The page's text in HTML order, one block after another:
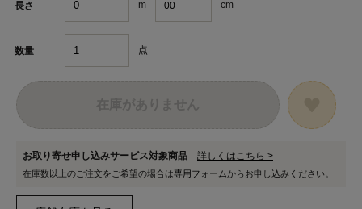
長さ m cm
数量 点
お取り寄せ申し込みサービス対象商品 詳しくはこちら >
在庫数以上のご注文をご希望の場合は専用フォームからお申し込みください。